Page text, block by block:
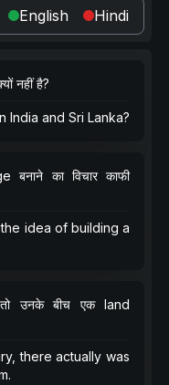
English Hindi
नहीं है?
and Sri Lanka?
का विचार काफी
idea of building a
उनके बीच एक land
there actually was